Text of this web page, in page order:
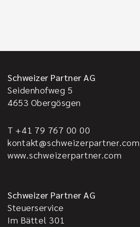
Schweizer Partner AG
Seidenhofweg 5
4653 Obergösgen
T +41 79 767 00 00
kontakt@schweizerpartner.com
www.schweizerpartner.com
Schweizer Partner AG
Steuerservice
Im Bättel 301